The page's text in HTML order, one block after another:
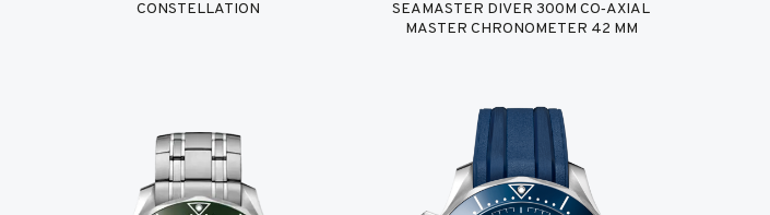
CONSTELLATION
SEAMASTER DIVER 300M CO‑AXIAL
MASTER CHRONOMETER 42 MM